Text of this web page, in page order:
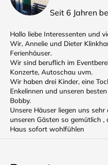
Seit 6 Jahren
Hallo liebe Interessenten und
Wir, Annelie und Dieter
Ferienhäuser.
Wir sind beruflich im
Konzerte, Autoschau uvm.
Wir haben drei Kinder, eine
Enkelinnen und unseren
Bobby.
Unsere Häuser liegen uns
unseren Gästen so gemütlich
Haus sofort wohlfühlen